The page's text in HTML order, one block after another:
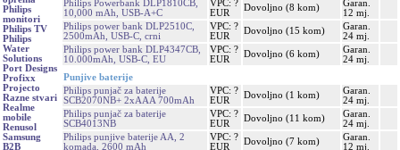
Philips
monitori
Philips TV
Philips
Water
Solutions
Port Designs
Profixx
Projecto
Razne stvari
Realme
mobile
Renusol
Samsung
B2B
Philips Powerbank DLP1810CB,
10,000 mAh, USB-A+C
VPC: ?
EUR
Dovoljno (8 kom)
Garan.
12 mj.
Philips power bank DLP2510C,
2500mAh, USB-C, crni
VPC: ?
EUR
Dovoljno (15 kom)
Garan.
24 mj.
Philips power bank DLP4347CB,
10.000mAh, USB-C, EU
VPC: ?
EUR
Dovoljno (6 kom)
Garan.
24 mj.
Punjive baterije
Philips punjač za baterije
SCB2070NB+ 2xAAA 700mAh
VPC: ?
EUR
Dovoljno (1 kom)
Garan.
24 mj.
Philips punjač za baterije
SCB4013NB
VPC: ?
EUR
Dovoljno (11 kom)
Garan.
24 mj.
Philips punjive baterije AA, 2
komada, 2600 mAh
VPC: ?
EUR
Dovoljno (7 kom)
Garan.
12 mj.